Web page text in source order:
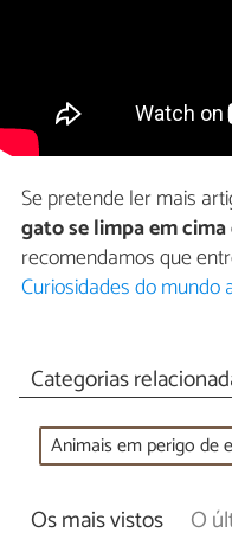
Se pretende ler mais
gato se limpa em cima
recomendamos que
Curiosidades do mundo
Categorias
Animais em perigo de
Os mais vistos O